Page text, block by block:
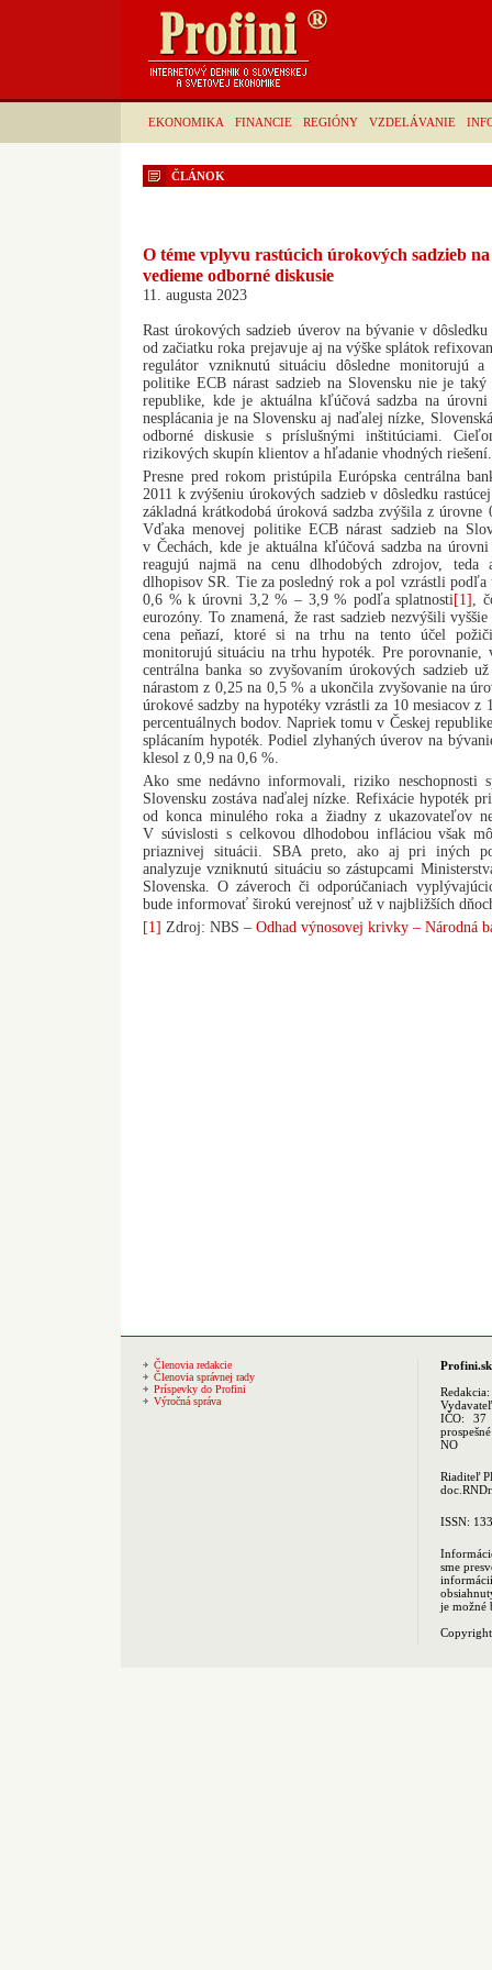
EKONOMIKA FINANCIE REGIÓNY VZDELÁVANIE
ČLÁNOK
O téme vplyvu rastúcich úrokových sadzieb
vedieme odborné diskusie
11. augusta 2023
Rast úrokových sadzieb úverov na bývanie v
od začiatku roka prejavuje aj na výške splátok
regulátor vzniknutú situáciu dôsledne monitorujú
politike ECB nárast sadzieb na Slovensku nie je
republike, kde je aktuálna kľúčová sadzba na
nesplácania je na Slovensku aj naďalej nízke,
odborné diskusie s príslušnými inštitúciami.
rizikových skupín klientov a hľadanie vhodných riešení.
Presne pred rokom pristúpila Európska centrálna
2011 k zvýšeniu úrokových sadzieb v dôsledku
základná krátkodobá úroková sadzba zvýšila z
Vďaka menovej politike ECB nárast sadzieb na
v Čechách, kde je aktuálna kľúčová sadzba na
reagujú najmä na cenu dlhodobých zdrojov,
dlhopisov SR. Tie za posledný rok a pol vzrástli
0,6 % k úrovni 3,2 % – 3,9 % podľa splatnosti[1] ,
eurozóny. To znamená, že rast sadzieb nezvýšili
cena peňazí, ktoré si na trhu na tento účel
monitorujú situáciu na trhu hypoték. Pre porovnanie,
centrálna banka so zvyšovaním úrokových sadzieb
nárastom z 0,25 na 0,5 % a ukončila zvyšovanie na
úrokové sadzby na hypotéky vzrástli za 10 mesiacov
percentuálnych bodov. Napriek tomu v Českej
splácaním hypoték. Podiel zlyhaných úverov na
klesol z 0,9 na 0,6 %.
Ako sme nedávno informovali, riziko neschopnosti
Slovensku zostáva naďalej nízke. Refixácie hypoték
od konca minulého roka a žiadny z ukazovateľov
V súvislosti s celkovou dlhodobou infláciou však
priaznivej situácii. SBA preto, ako aj pri iných
analyzuje vzniknutú situáciu so zástupcami
Slovenska. O záveroch či odporúčaniach
bude informovať širokú verejnosť už v najbližších
[1] Zdroj: NBS – Odhad výnosovej krivky – Národná
Členovia redakcie
Členovia správnej rady
Príspevky do Profini
Výročná správa
Profini.sk
Redakcia:
IČO: 37
NO
Riaditeľ
ISSN:
sme
je možné